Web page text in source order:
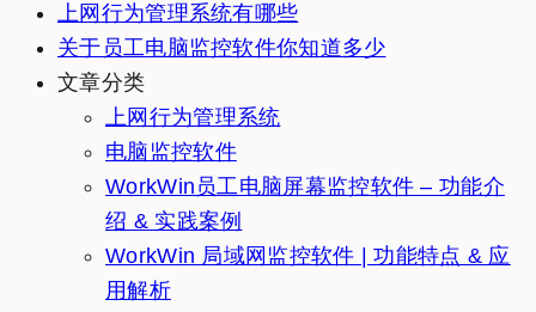
上网行为管理系统有哪些
关于员工电脑监控软件你知道多少
文章分类
上网行为管理系统
电脑监控软件
WorkWin员工电脑屏幕监控软件 – 功能介
绍 & 实践案例
WorkWin 局域网监控软件 | 功能特点 & 应
用解析